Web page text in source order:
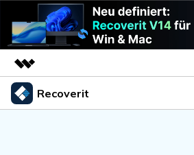
Top-Produkte
Recoverit